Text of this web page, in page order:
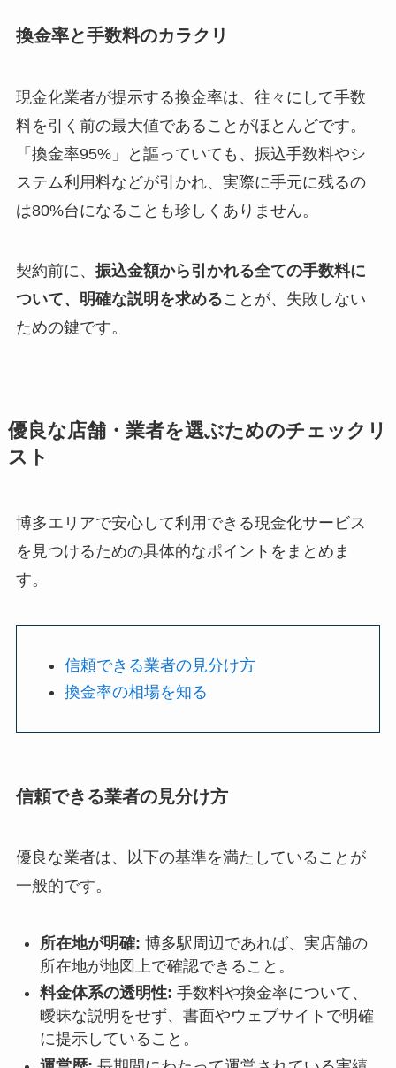
換金率と手数料のカラクリ
現金化業者が提示する換金率は、往々にして手数
料を引く前の最大値であることがほとんどです。
「換金率95%」と謳っていても、振込手数料やシ
ステム利用料などが引かれ、実際に手元に残るの
は80%台になることも珍しくありません。
契約前に、 振込金額から引かれる全ての手数料に
ついて、明確な説明を求めることが、失敗しない
ための鍵です。
優良な店舗・業者を選ぶためのチェックリ
スト
博多エリアで安心して利用できる現金化サービス
を見つけるための具体的なポイントをまとめま
す。
信頼できる業者の見分け方
換金率の相場を知る
信頼できる業者の見分け方
優良な業者は、以下の基準を満たしていることが
一般的です。
所在地が明確: 博多駅周辺であれば、実店舗の
所在地が地図上で確認できること。
料金体系の透明性: 手数料や換金率について、
曖昧な説明をせず、書面やウェブサイトで明確
に提示していること。